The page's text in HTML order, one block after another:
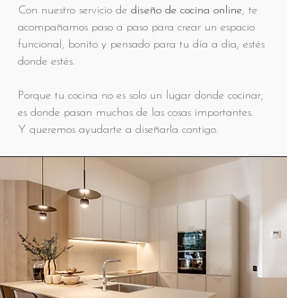
Con nuestro servicio de diseño de cocina online, te
acompañamos paso a paso para crear un espacio
funcional, bonito y pensado para tu día a día, estés
donde estés.
Porque tu cocina no es solo un lugar donde cocinar,
es donde pasan muchas de las cosas importantes.
Y queremos ayudarte a diseñarla contigo.